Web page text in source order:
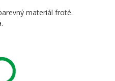
materiál froté.